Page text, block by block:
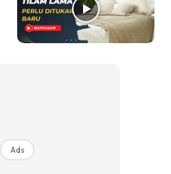
Ads